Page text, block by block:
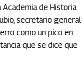
de Historia
secretario general
como un pico en
que se dice que